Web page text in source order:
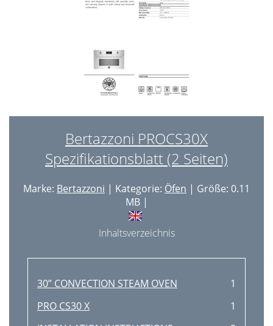
Bertazzoni PROCS30X
Spezifikationsblatt (2 Seiten)
Marke: Bertazzoni | Kategorie: Öfen | Größe: 0.11
MB |
Inhaltsverzeichnis
30” CONVECTION STEAM OVEN
1
PRO CS30 X
1